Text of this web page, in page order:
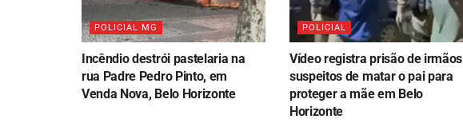
POLICIAL MG
Incêndio destrói pastelaria na
rua Padre Pedro Pinto, em
Venda Nova, Belo Horizonte
POLICIAL
Vídeo registra prisão de irmãos
suspeitos de matar o pai para
proteger a mãe em Belo
Horizonte